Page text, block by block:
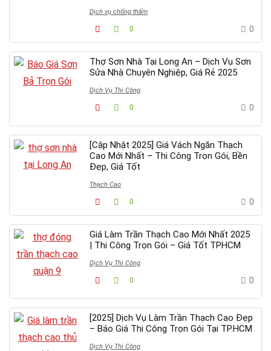
Dịch vụ chống thấm
0 0
Thợ Sơn Nhà Tại Long An – Dịch Vụ Sơn
Sửa Nhà Chuyên Nghiệp, Giá Rẻ 2025
Dịch Vụ Thi Công
0 0
[Cập Nhật 2025] Giá Vách Ngăn Thạch
Cao Mới Nhất – Thi Công Trọn Gói, Bền
Đẹp, Giá Tốt
Thạch Cao
0 0
Giá Làm Trần Thạch Cao Mới Nhất 2025
| Thi Công Trọn Gói – Giá Tốt TPHCM
Dịch Vụ Thi Công
0 0
[2025] Dịch Vụ Làm Trần Thạch Cao Đẹp
– Báo Giá Thi Công Trọn Gói Tại TP.HCM
Dịch Vụ Thi Công